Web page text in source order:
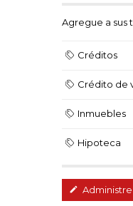
Agregue a sus
Créditos
Crédito de
Inmuebles
Hipoteca